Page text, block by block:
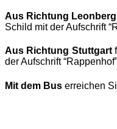
Aus Richtung Leonberg
Schild mit der Aufschrift
Aus Richtung Stuttgart
der Aufschrift
Mit dem Bus erreichen